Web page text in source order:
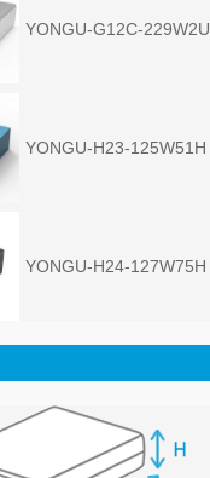
YONGU-G12C-229W2U
YONGU-H23-125W51H
YONGU-H24-127W75H